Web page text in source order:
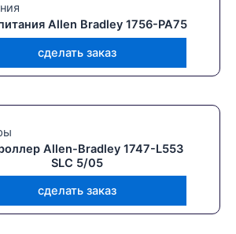
Allen Bradley 1756-PA75
сделать заказ
Allen-Bradley 1747-L553
SLC 5/05
сделать заказ